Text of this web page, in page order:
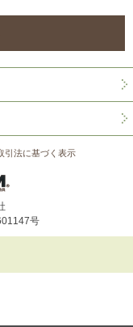
引法に基づく表示
号